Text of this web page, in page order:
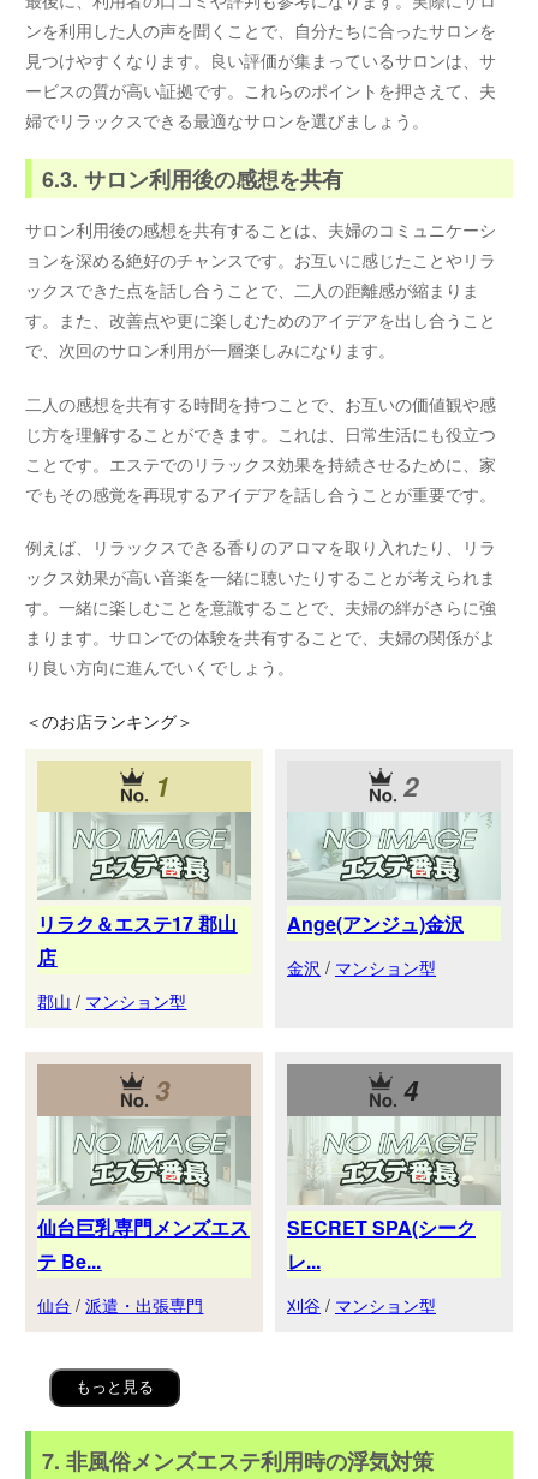
ンを利用した人の声を聞くことで、自分たちに合ったサロンを
見つけやすくなります。良い評価が集まっているサロンは、サ
ービスの質が高い証拠です。これらのポイントを押さえて、夫
婦でリラックスできる最適なサロンを選びましょう。
6.3. サロン利用後の感想を共有
サロン利用後の感想を共有することは、夫婦のコミュニケーシ
ョンを深める絶好のチャンスです。お互いに感じたことやリラ
ックスできた点を話し合うことで、二人の距離感が縮まりま
す。また、改善点や更に楽しむためのアイデアを出し合うこと
で、次回のサロン利用が一層楽しみになります。
二人の感想を共有する時間を持つことで、お互いの価値観や感
じ方を理解することができます。これは、日常生活にも役立つ
ことです。エステでのリラックス効果を持続させるために、家
でもその感覚を再現するアイデアを話し合うことが重要です。
例えば、リラックスできる香りのアロマを取り入れたり、リラ
ックス効果が高い音楽を一緒に聴いたりすることが考えられま
す。一緒に楽しむことを意識することで、夫婦の絆がさらに強
まります。サロンでの体験を共有することで、夫婦の関係がよ
り良い方向に進んでいくでしょう。
＜のお店ランキング＞
1
リラク＆エステ17 郡山
店
郡山 / マンション型
2
Ange(アンジュ)金沢
金沢 / マンション型
3
仙台巨乳専門メンズエス
テ Be...
仙台 /派遣・出張専門
4
SECRET SPA(シーク
レ...
刈谷 / マンション型
もっと見る
7. 非風俗メンズエステ利用時の浮気対策